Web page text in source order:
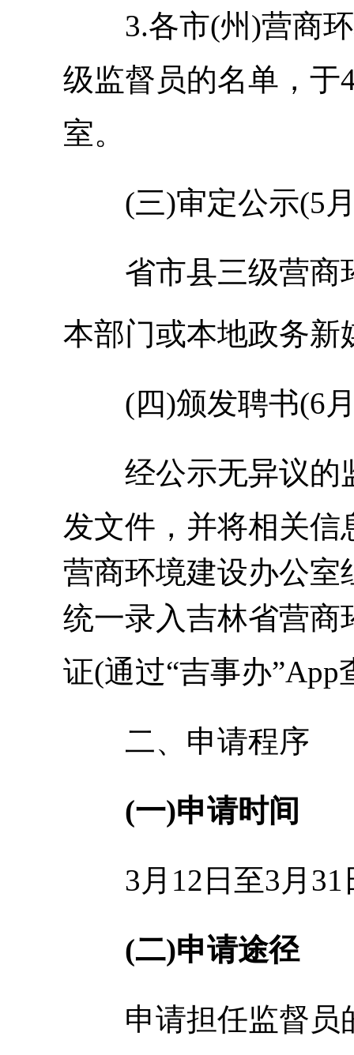
3.各市(州)营商
级监督员的名单，于
室。
(三)审定公示(5
省市县三级营商
本部门或本地政务新
(四)颁发聘书(6
经公示无异议的
发文件，并将相关
营商环境建设办公室
统一录入吉林省营商
证(通过“吉事办
二、申请程序
(一)申请时间
3月12日至3月31
(二)申请途径
申请担任监督员